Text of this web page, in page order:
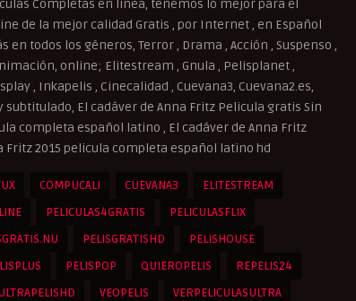
Completas en linea, tenemos lo mejor para el
de la mejor calidad Gratis , por Internet , en Español
todos los géneros, Terror , Drama , Acción , Suspenso ,
online; Elitestream , Gnula , Pelisplanet ,
, Inkapelis , Cinecalidad , Cuevana3, Cuevana2.es,
El cadáver de Anna Fritz Pelicula gratis Sin
completa español latino , El cadáver de Anna Fritz
Fritz 2015 pelicula completa español latino hd
COMPUCALI CUEVANA3
ELITESTREAM
PELICULAS4GRATIS
PELICULASFLIX
PELISGRATISHD
PELISHOUSE
PELISPOP QUIEROPELIS
REPELIS24
VEOPELIS VERPELICULASULTRA